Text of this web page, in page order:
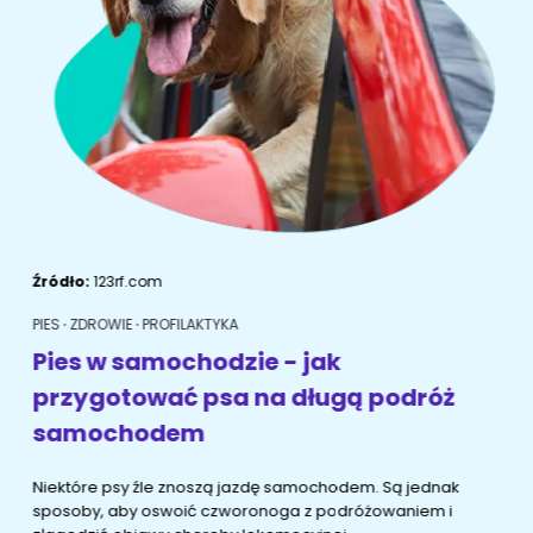
Porady żywieniowe
Przysmaki i suplementy
SZKOLENIE PSÓW
Szkolenie
MAM PSA
Zrozumieć psa
Życie z psem
Karma
Porady żywieniowe
Przysmaki i suplementy
Zrozumieć kota
Mały kotek w domu
Życie z kotem
Akcesoria dla kota
RYBKI AKWARIOWE
OPIEKA DZIENNA
Znajdź petsittera
Źródło:123rf.com
PIES ZDROWIE PROFILAKTYKA
Pies w samochodzie - jak
przygotować psa na długą podróż
samochodem
Niektóre psy źle znoszą jazdę samochodem. Są jednak
sposoby, aby oswoić czworonoga z podróżowaniem i